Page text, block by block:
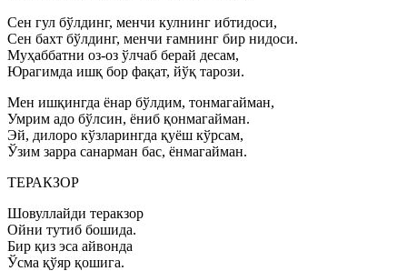
Сен гул бўлдинг, менчи кулнинг ибтидоси,
Сен бахт бўлдинг, менчи ғамнинг бир нидоси.
Муҳаббатни оз-оз ўлчаб берай десам,
Юрагимда ишқ бор фақат, йўқ тарози.
Мен ишқингда ёнар бўлдим, тонмагайман,
Умрим адо бўлсин, ёниб қонмагайман.
Эй, дилоро кўзларингда қуёш кўрсам,
Ўзим зарра санарман бас, ёнмагайман.
ТЕРАКЗОР
Шовуллайди теракзор
Ойни тутиб бошида.
Бир қиз эса айвонда
Ўсма қўяр қошига.